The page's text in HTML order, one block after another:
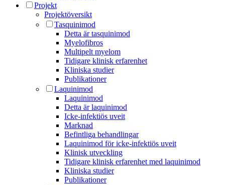
Projekt
Projektöversikt
Tasquinimod
Detta är tasquinimod
Myelofibros
Multipelt myelom
Tidigare klinisk erfarenhet
Kliniska studier
Publikationer
Laquinimod
Laquinimod
Detta är laquinimod
Icke-infektiös uveit
Marknad
Befintliga behandlingar
Laquinimod för icke-infektiös uveit
Klinisk utveckling
Tidigare klinisk erfarenhet med laquinimod
Kliniska studier
Publikationer